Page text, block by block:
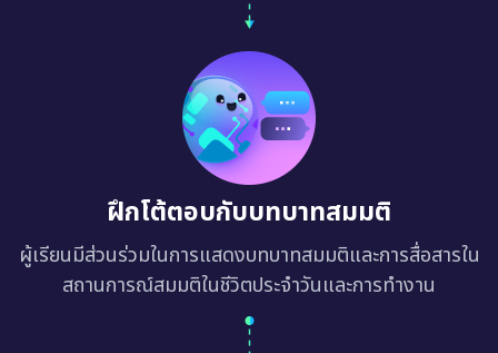
ฝึกโต้ตอบกับบทบาทสมมติ
ผู้เรียนมีส่วนร่วมในการแสดงบทบาทสมมติและการสื่อสารใน
สถานการณ์สมมติในชีวิตประจำวันและการทำงาน